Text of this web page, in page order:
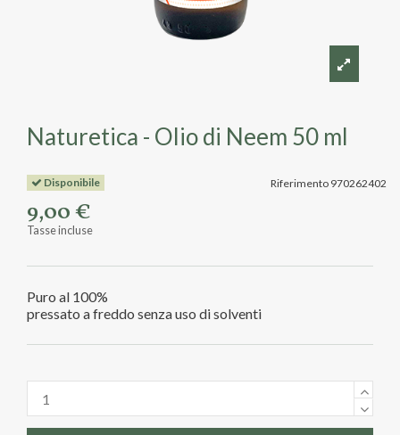
Naturetica - Olio di Neem 50 ml
Riferimento 970262402
Disponibile
9,00 €
Tasse incluse
Puro al 100%
pressato a freddo senza uso di solventi